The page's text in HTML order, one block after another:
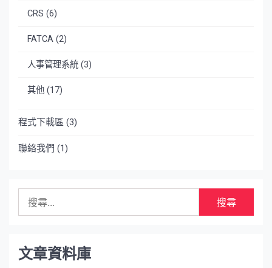
CRS (6)
FATCA (2)
人事管理系統 (3)
其他 (17)
程式下載區 (3)
聯絡我們 (1)
字:
文章資料庫